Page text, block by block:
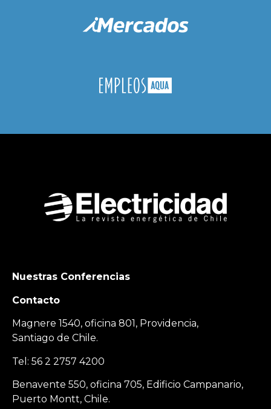
Nuestras Conferencias
Contacto
Magnere 1540, oficina 801, Providencia,
Santiago de Chile.
Tel: 56 2 2757 4200
Benavente 550, oficina 705, Edificio Campanario,
Puerto Montt, Chile.